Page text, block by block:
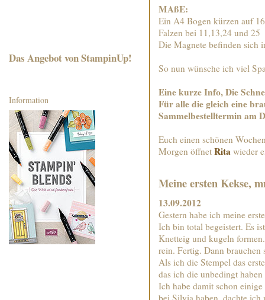
Das Angebot von StampinUp!
Information
MAßE:
Ein A4 Bogen kürzen auf
Falzen bei 11,13,24 und 25
Die Magnete befinden sich
So nun wünsche ich viel
Eine kurze Info, Die
Für alle die gleich eine
Sammelbestelltermin am
Euch einen schönen
Morgen öffnet Rita wieder
Meine ersten Kekse,
13.09.2012
Gestern habe ich meine
Ich bin total begeistert. Es
Knetteig und kugeln
rein. Fertig. Dann brauchen
Als ich die Stempel das
das ich die unbedingt haben
Ich habe damit schon
bei Silvia haben, dachte